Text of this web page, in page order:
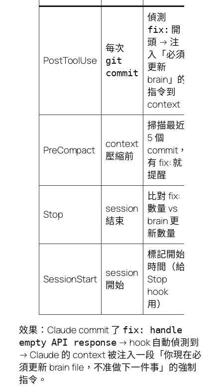
PostToolUse
每次
git
commit
偵測
fix: 開
頭 → 注
入「必須
更新
brain」的
指令到
context
PreCompact
context
壓縮前
掃描最近
5 個
commit，
有 fix: 就
提醒
Stop
session
結束
比對 fix:
數量 vs
brain 更
新數量
SessionStart
session
開始
標記開始
時間（給
Stop
hook
用）
效果：Claude commit 了 fix: handle
empty API response → hook 自動偵測到
→ Claude 的 context 被注入一段「你現在必
須更新 brain file，不准做下一件事」的強制
指令。